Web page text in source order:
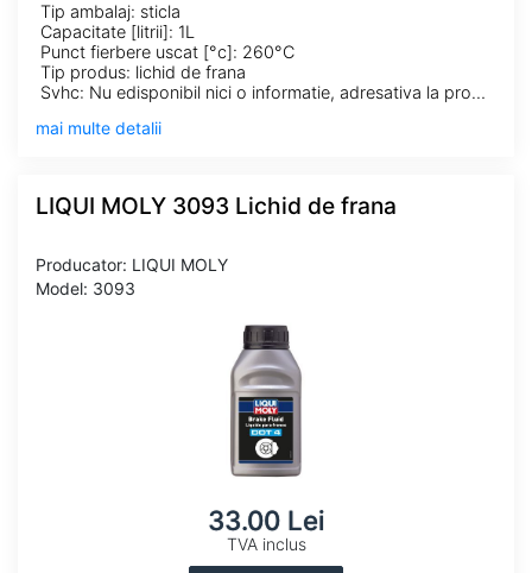
Tip ambalaj: sticla
Capacitate [litrii]: 1L
Punct fierbere uscat [°c]: 260°C
Tip produs: lichid de frana
Svhc: Nu edisponibil nici o informatie, adresativa la producator!
mai multe detalii
LIQUI MOLY 3093 Lichid de frana
Producator: LIQUI MOLY
Model: 3093
33.00 Lei
TVA inclus